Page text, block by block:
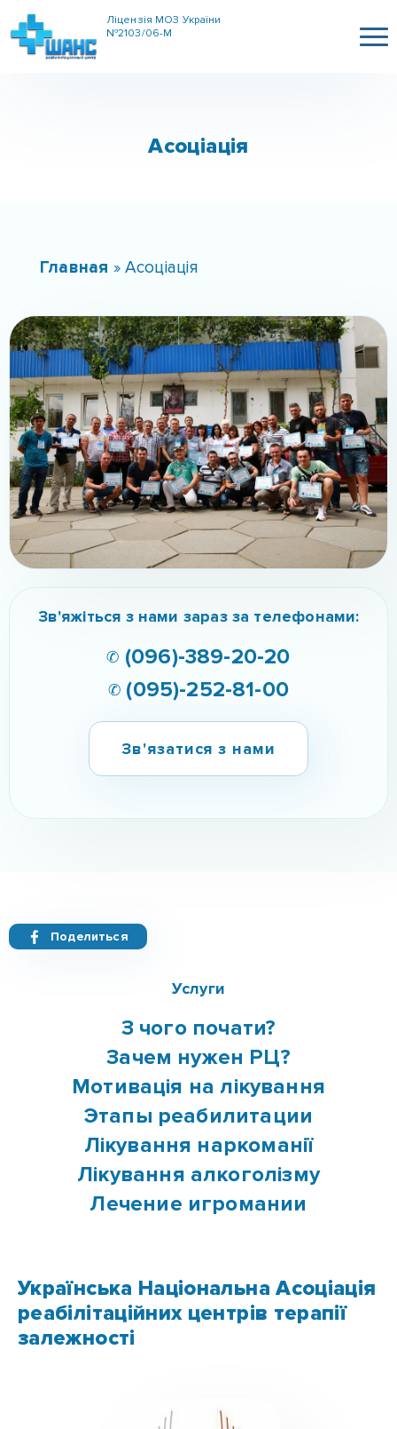
Ліцензія МОЗ України
№2103/06-М
Асоціація
Главная » Асоціація
Зв'яжіться з нами зараз за телефонами:
✆ (096)-389-20-20
✆ (095)-252-81-00
Зв'язатися з нами
Поделиться
Услуги
З чого почати?
Зачем нужен РЦ?
Мотивація на лікування
Этапы реабилитации
Лікування наркоманії
Лікування алкоголізму
Лечение игромании
Українська Національна Асоціація
реабілітаційних центрів терапії
залежності